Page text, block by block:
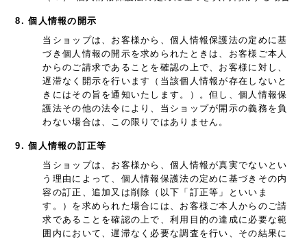
8. 個人情報の開示
当ショップは、お客様から、個人情報保護法の定めに基
づき個人情報の開示を求められたときは、お客様ご本人
からのご請求であることを確認の上で、お客様に対し、
遅滞なく開示を行います（当該個人情報が存在しないと
きにはその旨を通知いたします。）。但し、個人情報保
護法その他の法令により、当ショップが開示の義務を負
わない場合は、この限りではありません。
9. 個人情報の訂正等
当ショップは、お客様から、個人情報が真実でないとい
う理由によって、個人情報保護法の定めに基づきその内
容の訂正、追加又は削除（以下「訂正等」といいま
す。）を求められた場合には、お客様ご本人からのご請
求であることを確認の上で、利用目的の達成に必要な範
囲内において、遅滞なく必要な調査を行い、その結果に